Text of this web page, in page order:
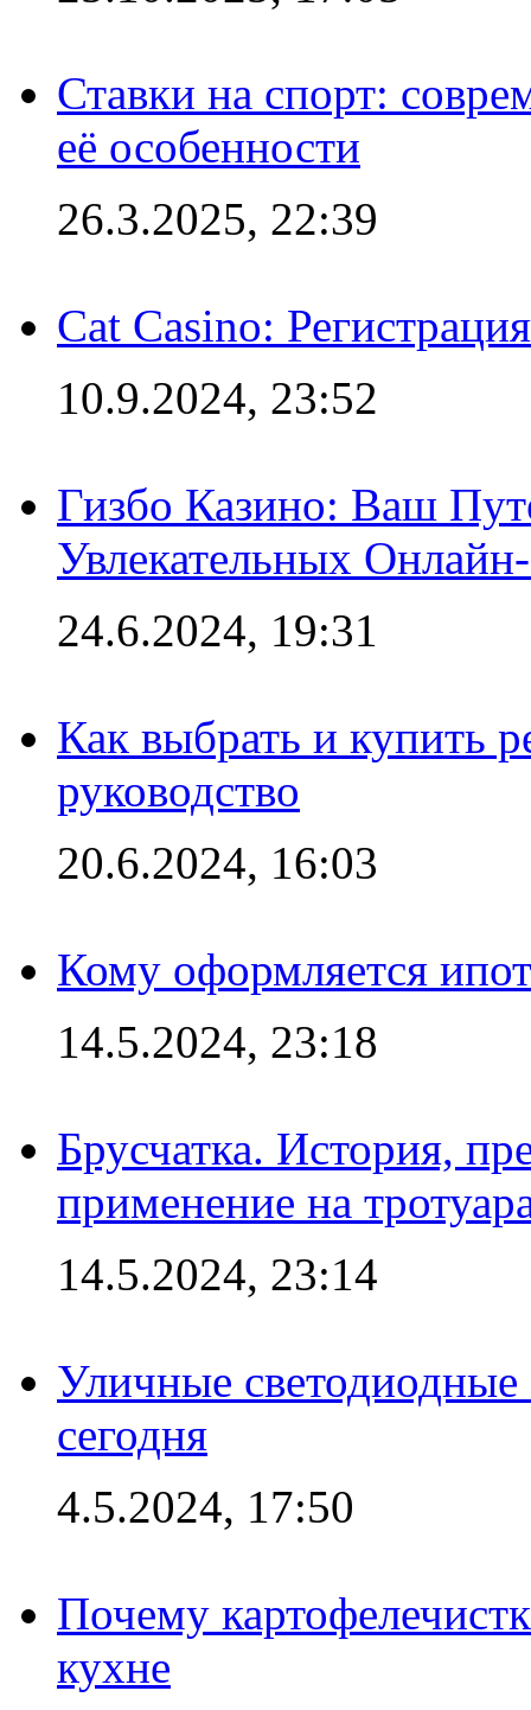
Ставки на спорт:
её особенности
26.3.2025, 22:39
Cat Casino:
10.9.2024, 23:52
Гизбо Казино: Ваш
Увлекательных
24.6.2024, 19:31
Как выбрать и купить
руководство
20.6.2024, 16:03
Кому оформляется
14.5.2024, 23:18
Брусчатка. История,
применение на
14.5.2024, 23:14
Уличные
сегодня
4.5.2024, 17:50
Почему
кухне